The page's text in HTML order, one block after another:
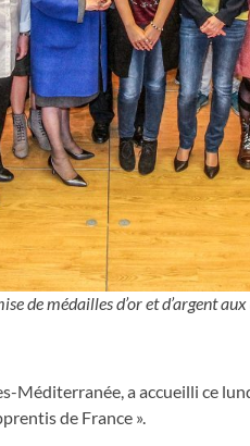
de médailles d’or et d’argent
a accueilli ce
de France ».